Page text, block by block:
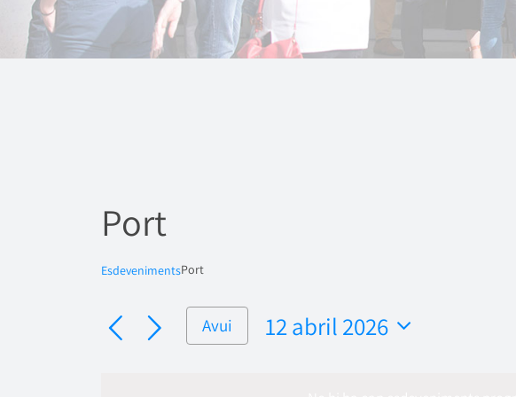
Port
EsdevenimentsPort
Avui
12 abril 2026